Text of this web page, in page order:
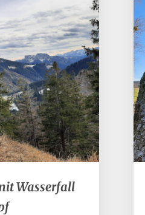
Wasserfall